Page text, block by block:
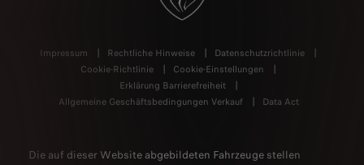
Impressum Rechtliche Hinweise
Datenschutzrichtlinie
Cookie-Richtlinie
Cookie-Einstellungen
Erklärung Barrierefreiheit
Allgemeine Geschäftsbedingungen Verkauf
Data Act
Die auf dieser Website abgebildeten Fahrzeuge stellen